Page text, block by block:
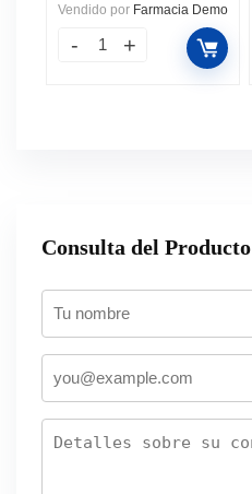
Vendido por Farmacia Demo
Consulta del Producto